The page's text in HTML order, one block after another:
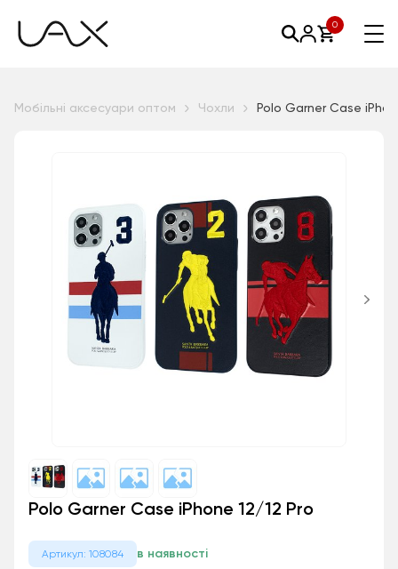
0
Мобільні аксесуари оптом Чохли Polo Garner Case
Polo Garner Case iPhone 12/12 Pro
Артикул: 108084 в наявності